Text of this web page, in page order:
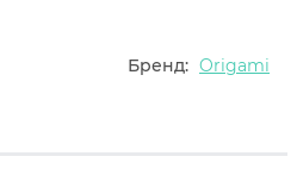
Бренд: Origami